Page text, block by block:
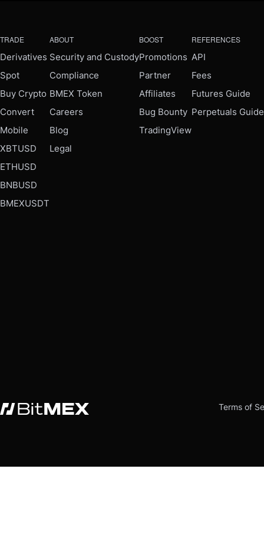
TRADE
Derivatives
Spot
Buy Crypto
Convert
Mobile
XBTUSD
ETHUSD
BNBUSD
BMEXUSDT
ABOUT
Security and Custody
Compliance
BMEX Token
Careers
Blog
Legal
BOOST
Promotions
Partner
Affiliates
Bug Bounty
TradingView
REFERENCES
API
Fees
Futures Guide
Perpetuals Guide
Terms of